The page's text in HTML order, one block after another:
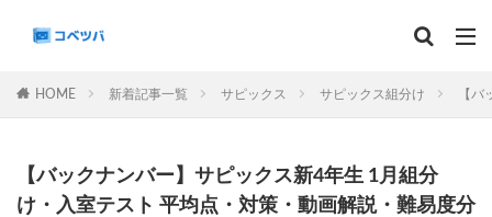
HOME 新着記事一覧 サピックス サピックス組分け 【
【バックナンバー】サピックス新4年生 1月組分
け・入室テスト 平均点・対策・動画解説・難易度分
カテゴリー